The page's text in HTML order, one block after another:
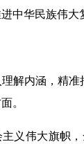
华民族伟大
内涵，精准
。
伟大旗帜